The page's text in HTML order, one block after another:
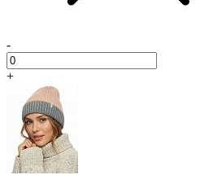
-
+